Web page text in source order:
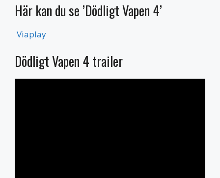
Här kan du se ’Dödligt Vapen 4’
Viaplay
Dödligt Vapen 4 trailer